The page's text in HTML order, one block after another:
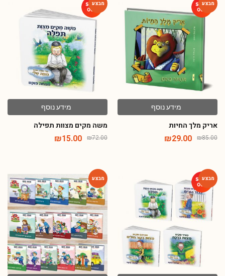
-66%
מידע נוסף
אריק מלך החיות
₪29.00
-79%
מידע נוסף
משה מקים מצוות תפילה
₪15.00
-77%
מידע נוסף
-67%
הוספה לסל